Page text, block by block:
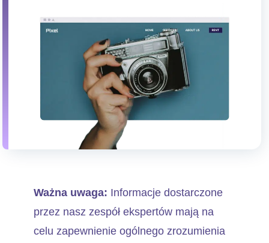
Ważna uwaga: Informacje dostarczone
przez nasz zespół ekspertów mają na
celu zapewnienie ogólnego zrozumienia